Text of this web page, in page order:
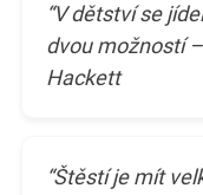
“V dětství se
dvou možností
Hackett
“Štěstí je mít